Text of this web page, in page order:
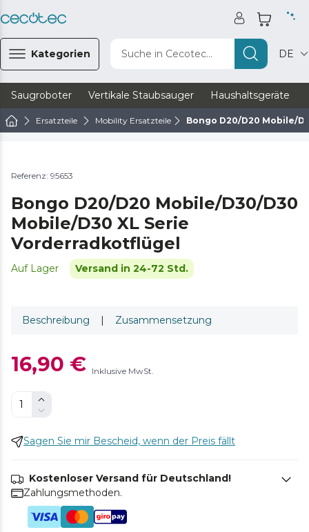
Kategorien Suche in Cecotec... DE
Saugroboter Vertikale Staubsauger Haushaltsgeräte
Ersatzteile Mobility Ersatzteile Bongo D20/D20 Mobile/
Referenz: 95653
Bongo D20/D20 Mobile/D30/D30
Mobile/D30 XL Serie
Vorderradkotflügel
Auf Lager Versand in 24-72 Std.
Beschreibung | Zusammensetzung
16,90 € Inklusive MwSt.
Sagen Sie mir Bescheid, wenn der Preis fällt
Kostenloser Versand für Deutschland!
Zahlungsmethoden.